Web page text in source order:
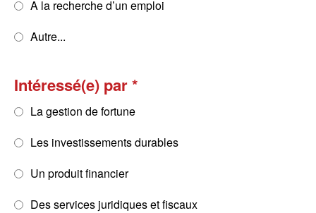
A la recherche d’un emploi
Autre...
Intéressé(e) par
La gestion de fortune
Les investissements durables
Un produit financier
Des services juridiques et fiscaux